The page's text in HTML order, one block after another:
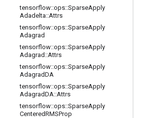
tensorflow::ops::SparseApply
Adadelta::Attrs
tensorflow::ops::SparseApply
Adagrad
tensorflow::ops::SparseApply
Adagrad ::Attrs
tensorflow::ops::SparseApply
AdagradDA
tensorflow::ops::SparseApply
AdagradDA::Attrs
tensorflow::ops::SparseApply
CenteredRMSProp